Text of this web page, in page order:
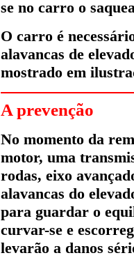
se no carro o
O carro é
alavancas de
mostrado em
A prevenção
No momento da
motor, uma
rodas, eixo
alavancas do
para guardar o
curvar-se e
levarão a danos